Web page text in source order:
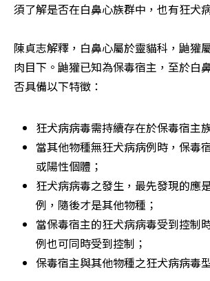
須了解是否在白鼻心族群中，也有狂犬
陳貞志解釋，白鼻心屬於靈貓科，鼬獾
肉目下。鼬獾已知為保毒宿主，至於白
否具備以下特徵：
狂犬病病毒需持續存在於保毒宿主
當其他物種無狂犬病病例時，保毒
或陽性個體；
狂犬病病毒之發生，最先發現的應
例，隨後才是其他物種；
當保毒宿主的狂犬病病毒受到控制
例也可同時受到控制；
保毒宿主與其他物種之狂犬病病毒